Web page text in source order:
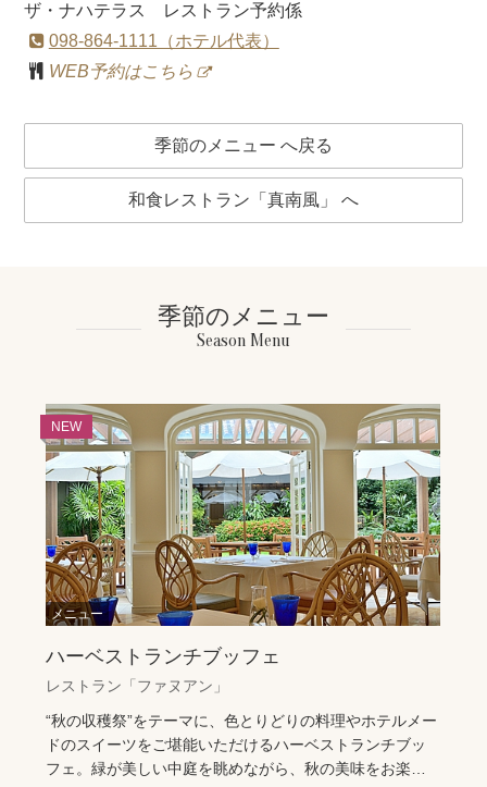
ザ・ナハテラス レストラン予約係
098-864-1111（ホテル代表）
WEB予約はこちら
季節のメニュー へ戻る
和食レストラン「真南風」 へ
季節のメニュー
Season Menu
ハーベストランチブッフェ
レストラン「ファヌアン」
“秋の収穫祭”をテーマに、色とりどりの料理やホテルメー
ドのスイーツをご堪能いただけるハーベストランチブッ
フェ。緑が美しい中庭を眺めながら、秋の美味をお楽し